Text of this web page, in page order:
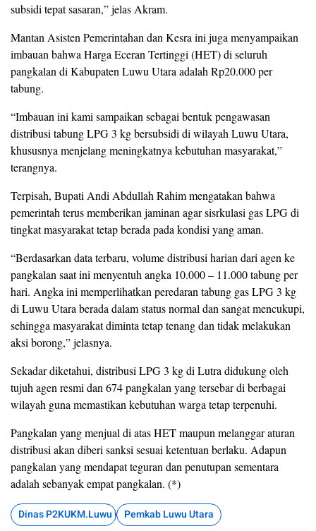
subsidi tepat sasaran,” jelas Akram.
Mantan Asisten Pemerintahan dan Kesra ini juga menyampaikan
imbauan bahwa Harga Eceran Tertinggi (HET) di seluruh
pangkalan di Kabupaten Luwu Utara adalah Rp20.000 per
tabung.
“Imbauan ini kami sampaikan sebagai bentuk pengawasan
distribusi tabung LPG 3 kg bersubsidi di wilayah Luwu Utara,
khususnya menjelang meningkatnya kebutuhan masyarakat,”
terangnya.
Terpisah, Bupati Andi Abdullah Rahim mengatakan bahwa
pemerintah terus memberikan jaminan agar sisrkulasi gas LPG di
tingkat masyarakat tetap berada pada kondisi yang aman.
“Berdasarkan data terbaru, volume distribusi harian dari agen ke
pangkalan saat ini menyentuh angka 10.000 – 11.000 tabung per
hari. Angka ini memperlihatkan peredaran tabung gas LPG 3 kg
di Luwu Utara berada dalam status normal dan sangat mencukupi,
sehingga masyarakat diminta tetap tenang dan tidak melakukan
aksi borong,” jelasnya.
Sekadar diketahui, distribusi LPG 3 kg di Lutra didukung oleh
tujuh agen resmi dan 674 pangkalan yang tersebar di berbagai
wilayah guna memastikan kebutuhan warga tetap terpenuhi.
Pangkalan yang menjual di atas HET maupun melanggar aturan
distribusi akan diberi sanksi sesuai ketentuan berlaku. Adapun
pangkalan yang mendapat teguran dan penutupan sementara
adalah sebanyak empat pangkalan. (*)
Dinas P2KUKM.Luwu UtaraPemkab Luwu Utara